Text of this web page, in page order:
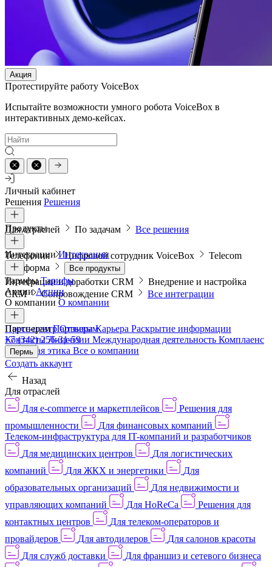
Акция
Протестируйте работу VoiceBox
Испытайте возможности умного робота VoiceBox в
интерактивных демо-кейсах.
Личный кабинет
Решения Решения
Для отраслей По задачам Все решения
Продукты
Телефония Цифровой сотрудник VoiceBox
Telecom
платформа
Все продукты
ИнтеграцииИнтеграции
Интеграции и доработки CRM
Внедрение и настройка
CRM
Сопровождение CRM Все интеграции
ТарифыТарифы
АкцииАкции
О компании О компании
Пресс-центрОтзывыКарьера Раскрытие информации
КонтактыЛицензии Международная деятельность Комплаенс
и деловая этика Все о компании
ПартнерамПартнерам
+7 (342) 256-31-59
Пермь
Создать аккаунт
Назад
Для отраслей
Для e-commerce и маркетплейсов
Решения для
промышленности
Для финансовых компаний
Телеком-инфраструктура для IT-компаний и разработчиков
Для медицинских центров
Для логистических
компаний
Для ЖКХ и энергетики
Для
образовательных организаций
Для недвижимости и
управляющих компаний
Для HoReCa
Решения для
контактных центров
Для телеком-операторов и
провайдеров
Для автодилеров
Для салонов красоты
Для служб доставки
Для франшиз и сетевого бизнеса